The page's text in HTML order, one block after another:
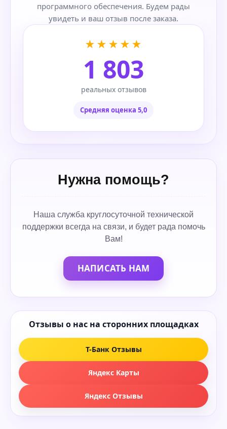
программного обеспечения. Будем рады
увидеть и ваш отзыв после заказа.
★★★★★
1 803
реальных отзывов
Средняя оценка 5,0
Нужна помощь?
Наша служба круглосуточной технической
поддержки всегда на связи, и будет рада помочь
Вам!
НАПИСАТЬ НАМ
Отзывы о нас на сторонних площадках
Т-Банк Отзывы
Яндекс Карты
Яндекс Отзывы